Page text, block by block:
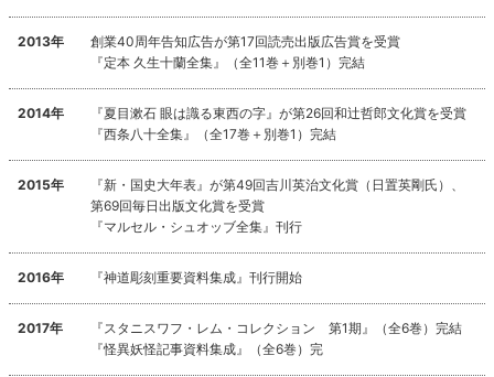
2013年
創業40周年告知広告が第17回読売出版広告賞を受賞
『定本 久生十蘭全集』（全11巻＋別巻1）完結
2014年
『夏目漱石 眼は識る東西の字』が第26回和辻哲郎文化賞を受賞
『西条八十全集』（全17巻＋別巻1）完結
2015年
『新・国史大年表』が第49回吉川英治文化賞（日置英剛氏）、
第69回毎日出版文化賞を受賞
『マルセル・シュオッブ全集』刊行
2016年 『神道彫刻重要資料集成』刊行開始
2017年
『スタニスワフ・レム・コレクション 第1期』（全6巻）完結
『怪異妖怪記事資料集成』（全6巻）完